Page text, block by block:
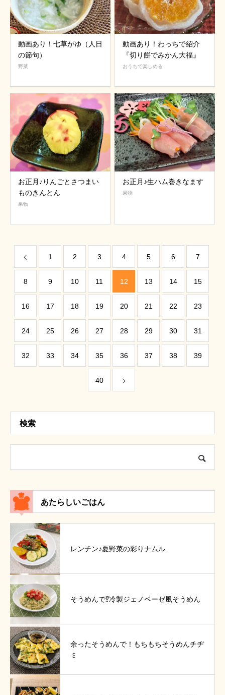
動画あり！七草がゆ（人日
の節句）
野菜
動画あり！わっちで紹介
『切り餅でみかん大福』
おうちで楽しめる
お正月♪りんごとさつまい
ものきんとん
果物
お正月♪生ハム巻きなます
果物
1 2 3 4 5 6 7
8 9 10 11 12 13 14 15
16 17 18 19 20 21 22 23
24 25 26 27 28 29 30 31
32 33 34 35 36 37 38 39
40
検索
あたらしいごはん
レンチン♪夏野菜の彩りナムル
そうめんで⁉冷製ジェノベーゼ風そうめん
余ったそうめんで！もちもちそうめんチヂ
ミ